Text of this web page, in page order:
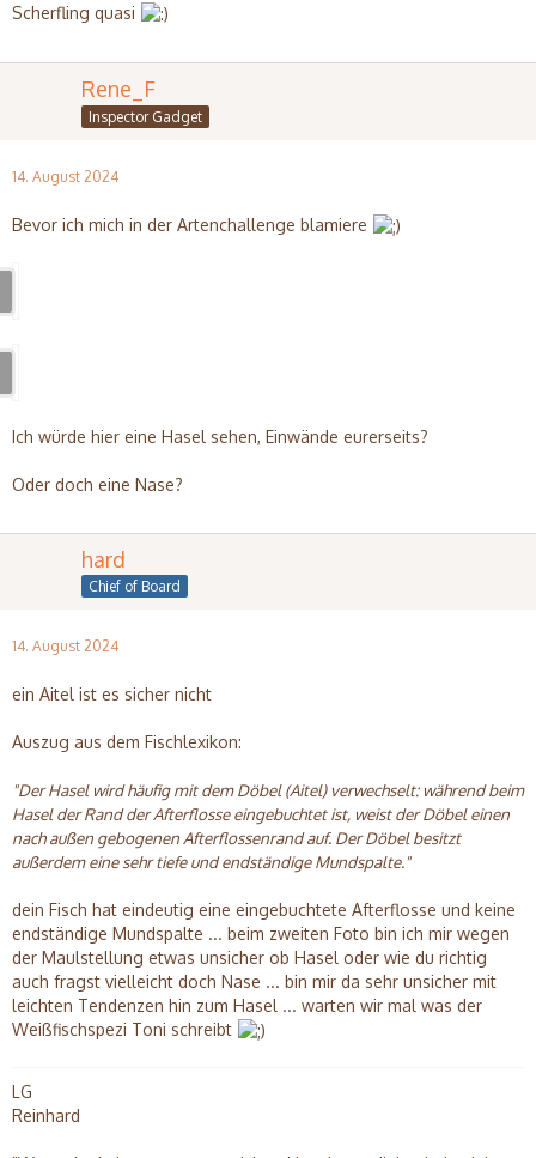
Scherfling quasi
Rene_F
Inspector Gadget
14. August 2024
Bevor ich mich in der Artenchallenge blamiere
Ich würde hier eine Hasel sehen, Einwände eurerseits?
Oder doch eine Nase?
hard
Chief of Board
14. August 2024
ein Aitel ist es sicher nicht
Auszug aus dem Fischlexikon:
"Der Hasel wird häufig mit dem Döbel (Aitel) verwechselt: während beim
Hasel der Rand der Afterflosse eingebuchtet ist, weist der Döbel einen
nach außen gebogenen Afterflossenrand auf. Der Döbel besitzt
außerdem eine sehr tiefe und endständige Mundspalte."
dein Fisch hat eindeutig eine eingebuchtete Afterflosse und keine
endständige Mundspalte ... beim zweiten Foto bin ich mir wegen
der Maulstellung etwas unsicher ob Hasel oder wie du richtig
auch fragst vielleicht doch Nase ... bin mir da sehr unsicher mit
leichten Tendenzen hin zum Hasel ... warten wir mal was der
Weißfischspezi Toni schreibt
LG
Reinhard